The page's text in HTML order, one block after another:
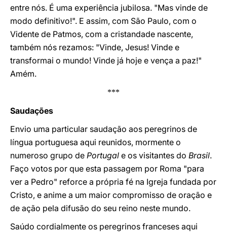
entre nós. É uma experiência jubilosa. "Mas vinde de
modo definitivo!". E assim, com São Paulo, com o
Vidente de Patmos, com a cristandade nascente,
também nós rezamos: "Vinde, Jesus! Vinde e
transformai o mundo! Vinde já hoje e vença a paz!"
Amém.
***
Saudações
Envio uma particular saudação aos peregrinos de
língua portuguesa aqui reunidos, mormente o
numeroso grupo de Portugal e os visitantes do Brasil.
Faço votos por que esta passagem por Roma "para
ver a Pedro" reforce a própria fé na Igreja fundada por
Cristo, e anime a um maior compromisso de oração e
de ação pela difusão do seu reino neste mundo.
Saúdo cordialmente os peregrinos franceses aqui